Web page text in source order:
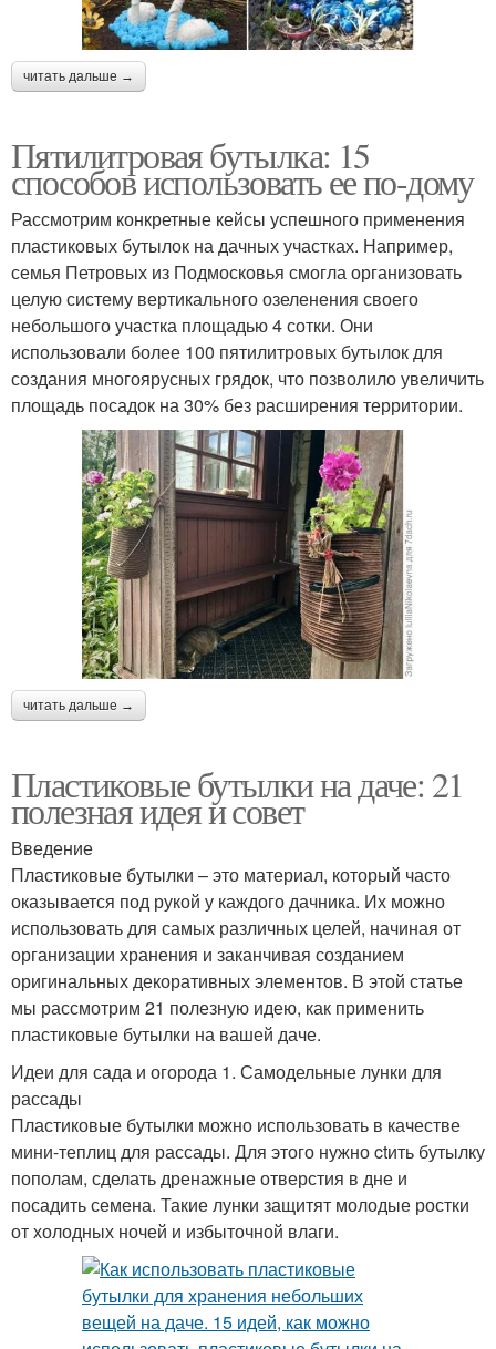
читать дальше →
Пятилитровая бутылка: 15
способов использовать ее по-дому
Рассмотрим конкретные кейсы успешного применения
пластиковых бутылок на дачных участках. Например,
семья Петровых из Подмосковья смогла организовать
целую систему вертикального озеленения своего
небольшого участка площадью 4 сотки. Они
использовали более 100 пятилитровых бутылок для
создания многоярусных грядок, что позволило увеличить
площадь посадок на 30% без расширения территории.
читать дальше →
Пластиковые бутылки на даче: 21
полезная идея и совет
Введение
Пластиковые бутылки – это материал, который часто
оказывается под рукой у каждого дачника. Их можно
использовать для самых различных целей, начиная от
организации хранения и заканчивая созданием
оригинальных декоративных элементов. В этой статье
мы рассмотрим 21 полезную идею, как применить
пластиковые бутылки на вашей даче.
Идеи для сада и огорода 1. Самодельные лунки для
рассады
Пластиковые бутылки можно использовать в качестве
мини-теплиц для рассады. Для этого нужно ctить бутылку
пополам, сделать дренажные отверстия в дне и
посадить семена. Такие лунки защитят молодые ростки
от холодных ночей и избыточной влаги.